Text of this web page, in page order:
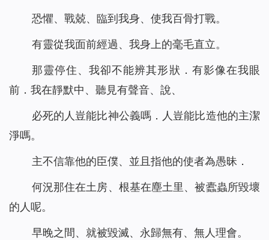
恐懼、戰兢、臨到我身、使我百骨打戰。
有靈從我面前經過、我身上的毫毛直立。
那靈停住、我卻不能辨其形狀．有影像在我眼
前．我在靜默中、聽見有聲音、說、
必死的人豈能比神公義嗎．人豈能比造他的主潔
淨嗎。
主不信靠他的臣僕、並且指他的使者為愚昧．
何況那住在土房、根基在塵土里、被蠹蟲所毀壞
的人呢。
早晚之間、就被毀滅、永歸無有、無人理會。